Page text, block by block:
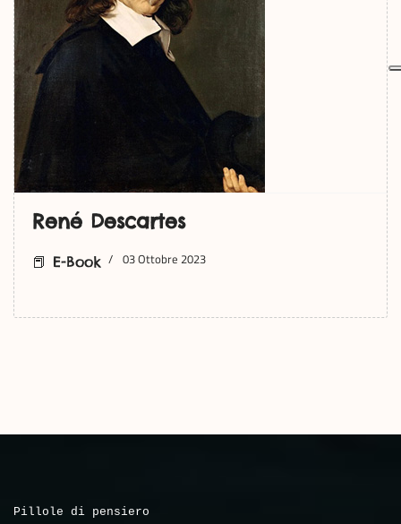
René Descartes
📕 E-Book 03 Ottobre 2023
Pillole di pensiero